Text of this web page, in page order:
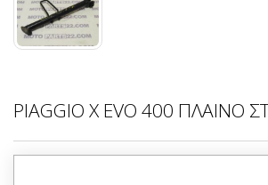
PIAGGIO X EVO 400 ΠΛΑΙΝΟ